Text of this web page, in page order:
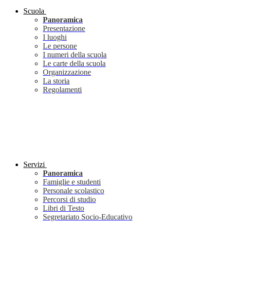
Scuola
Panoramica
Presentazione
I luoghi
Le persone
I numeri della scuola
Le carte della scuola
Organizzazione
La storia
Regolamenti
Servizi
Panoramica
Famiglie e studenti
Personale scolastico
Percorsi di studio
Libri di Testo
Segretariato Socio-Educativo